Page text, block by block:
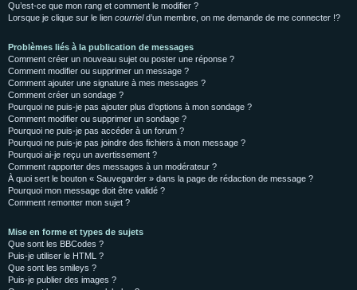
Qu’est-ce que mon rang et comment le modifier ?
Lorsque je clique sur le lien courrield’un membre, on me demande de me connecter !?
Problèmes liés à la publication de messages
Comment créer un nouveau sujet ou poster une réponse ?
Comment modifier ou supprimer un message ?
Comment ajouter une signature à mes messages ?
Comment créer un sondage ?
Pourquoi ne puis-je pas ajouter plus d’options à mon sondage ?
Comment modifier ou supprimer un sondage ?
Pourquoi ne puis-je pas accéder à un forum ?
Pourquoi ne puis-je pas joindre des fichiers à mon message ?
Pourquoi ai-je reçu un avertissement ?
Comment rapporter des messages à un modérateur ?
À quoi sert le bouton « Sauvegarder » dans la page de rédaction de message ?
Pourquoi mon message doit être validé ?
Comment remonter mon sujet ?
Mise en forme et types de sujets
Que sont les BBCodes ?
Puis-je utiliser le HTML ?
Que sont les smileys ?
Puis-je publier des images ?